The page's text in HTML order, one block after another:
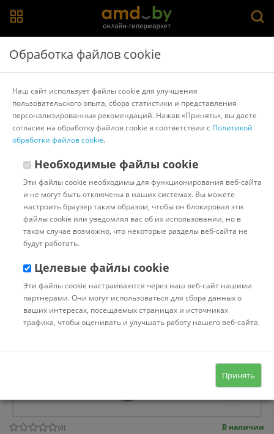
Главная > Каталог товаров Кухонные весы
Другие товары Garin
(0)
В наличии
Обработка файлов cookie
Наш сайт использует файлы cookie для улучшения
пользовательского опыта, сбора статистики и представления
персонализированных рекомендаций. Нажав «Принять», вы даете
согласие на обработку файлов cookie в соответствии с Политикой
обработки файлов cookie.
Необходимые файлы cookie
Эти файлы cookie необходимы для функционирования веб-сайта
и не могут быть отключены в наших системах. Вы можете
настроить браузер таким образом, чтобы он блокировал эти
файлы cookie или уведомлял вас об их использовании, но в
таком случае возможно, что некоторые разделы веб-сайта не
будут работать.
Целевые файлы cookie
Эти файлы cookie настраиваются через наш веб-сайт нашими
партнерами. Они могут использоваться для сбора данных о
ваших интересах, посещаемых страницах и источниках
трафика, чтобы оценивать и улучшать работу нашего веб-сайта.
Принять